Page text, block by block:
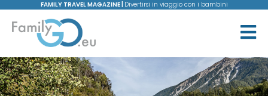
FAMILY TRAVEL MAGAZINE | Divertirsi in viaggio con i bambini